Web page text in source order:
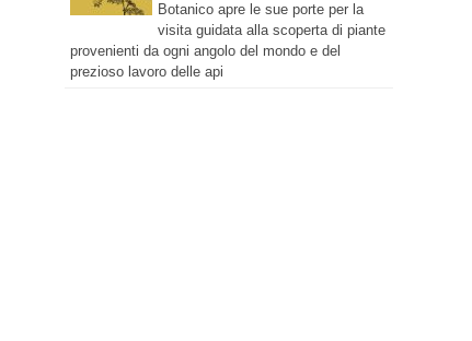
Botanico apre le sue porte per la
visita guidata alla scoperta di piante
provenienti da ogni angolo del mondo e del
prezioso lavoro delle api